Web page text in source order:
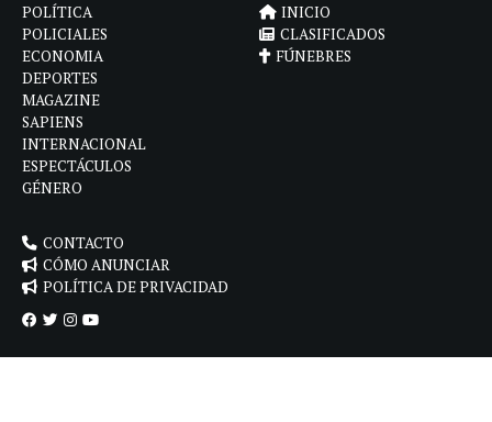
POLÍTICA
POLICIALES
ECONOMIA
DEPORTES
MAGAZINE
SAPIENS
INTERNACIONAL
ESPECTÁCULOS
GÉNERO
INICIO
CLASIFICADOS
FÚNEBRES
CONTACTO
CÓMO ANUNCIAR
POLÍTICA DE PRIVACIDAD